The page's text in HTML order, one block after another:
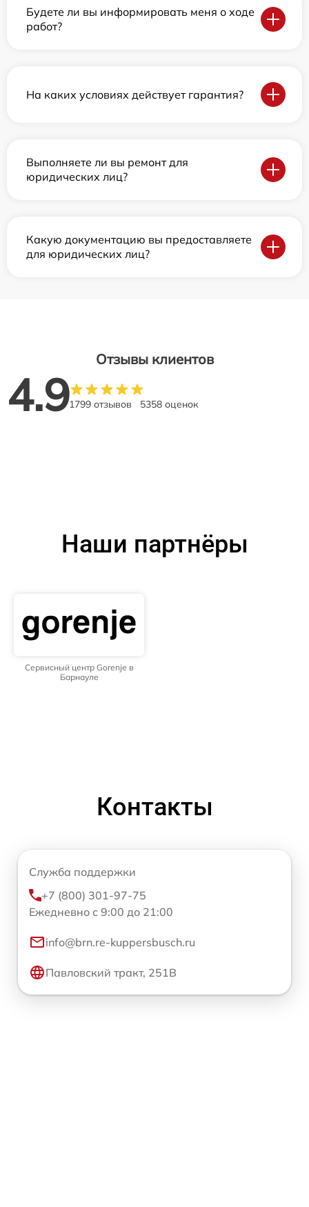
Будете ли вы информировать меня о ходе
работ?
На каких условиях действует гарантия?
Выполняете ли вы ремонт для
юридических лиц?
Какую документацию вы предоставляете
для юридических лиц?
Отзывы клиентов
4.91799 отзывов 5358 оценок
Наши партнёры
Сервисный центр Gorenje в
Барнауле
Контакты
Служба поддержки
+7 (800) 301-97-75
Ежедневно с 9:00 до 21:00
info@brn.re-kuppersbusch.ru
Павловский тракт, 251В